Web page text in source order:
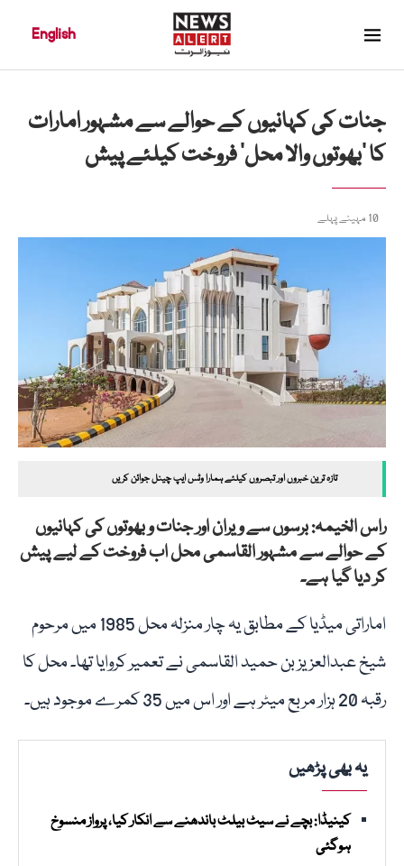
English
جنات کی کہانیوں کے حوالے سے مشہور امارات
کا ’بھوتوں والا محل‘ فروخت کیلئے پیش
10 مہینے پہلے
تازہ ترین خبروں اور تبصروں کیلئے ہمارا وٹس ایپ چینل جوائن کریں
راس الخیمہ: برسوں سے ویران اور جنات و بھوتوں کی کہانیوں
کے حوالے سے مشہور القاسمی محل اب فروخت کے لیے پیش
کر دیا گیا ہے۔
اماراتی میڈیا کے مطابق یہ چار منزلہ محل 1985 میں مرحوم
شیخ عبدالعزیز بن حمید القاسمی نے تعمیر کروایا تھا۔ محل کا
رقبہ 20 ہزار مربع میٹر ہے اور اس میں 35 کمرے موجود ہیں۔
یہ بھی پڑھیں
کینیڈا: بچے نے سیٹ بیلٹ باندھنے سے انکار کیا، پرواز منسوخ
ہوگئی